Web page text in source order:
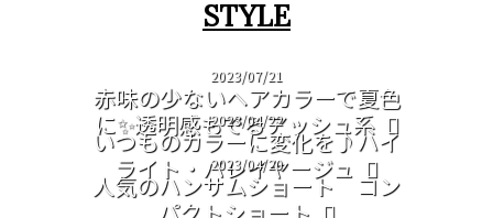
STYLE
2023/07/21
赤味の少ないヘアカラーで夏色
に✨透明感もでるアッシュ系
2023/04/22
いつものカラーに変化を♪ハイ
ライト・バレイヤージュ
2023/04/20
人気のハンサムショート コン